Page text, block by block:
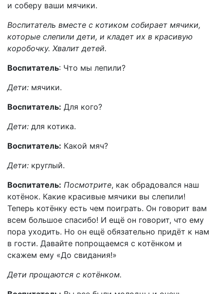
и соберу ваши мячики.
Воспитатель вместе с котиком собирает мячики,
которые слепили дети, и кладет их в красивую
коробочку. Хвалит детей.
Воспитатель: Что мы лепили?
Дети: мячики.
Воспитатель: Для кого?
Дети: для котика.
Воспитатель: Какой мяч?
Дети: круглый.
Воспитатель: Посмотрите, как обрадовался наш
котёнок. Какие красивые мячики вы слепили!
Теперь котёнку есть чем поиграть. Он говорит вам
всем большое спасибо! И ещё он говорит, что ему
пора уходить. Но он ещё обязательно придёт к нам
в гости. Давайте попрощаемся с котёнком и
скажем ему «До свидания!»
Дети прощаются с котёнком.